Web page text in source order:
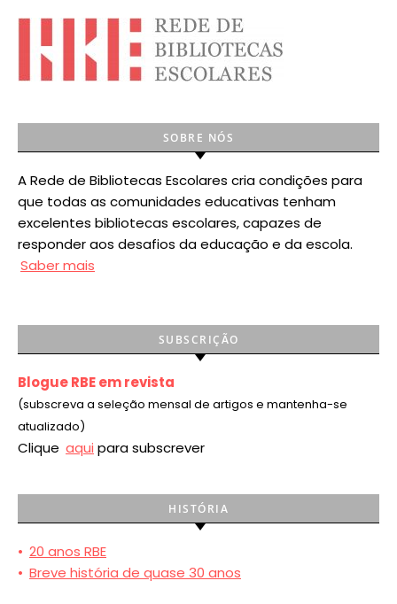
SOBRE NÓS
A Rede de Bibliotecas Escolares cria condições para
que todas as comunidades educativas tenham
excelentes bibliotecas escolares, capazes de
responder aos desafios da educação e da escola.
Saber mais
SUBSCRIÇÃO
Blogue RBE em revista
(subscreva a seleção mensal de artigos e mantenha-se
atualizado)
Clique aqui para subscrever
HISTÓRIA
• 20 anos RBE
• Breve história de quase 30 anos